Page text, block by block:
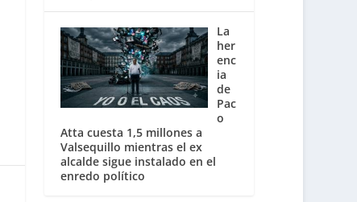
La
her
enc
ia
de
Pac
o
Atta cuesta 1,5 millones a
Valsequillo mientras el ex
alcalde sigue instalado en el
enredo político